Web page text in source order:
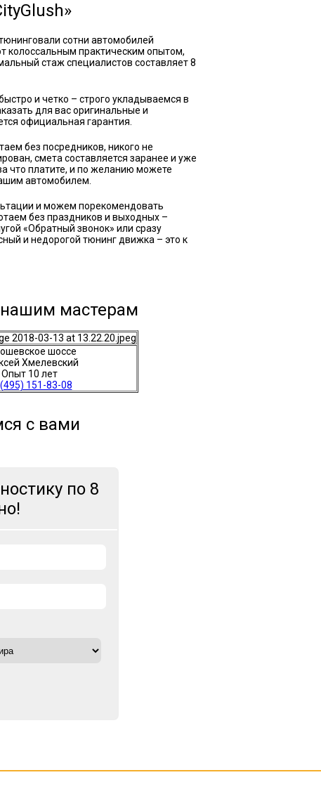
сотни автомобилей
колоссальным практическим опытом,
стаж специалистов составляет 8
и четко – строго укладываемся в
для вас оригинальные и
официальная гарантия.
без посредников, никого не
смета составляется заранее и уже
что платите, и по желанию можете
автомобилем.
и можем порекомендовать
без праздников и выходных –
«Обратный звонок» или сразу
и недорогой тюнинг движка – это к
нашим мастерам
шоссе
Хмелевский
Опыт 10 лет
151-83-08
с вами
по 8